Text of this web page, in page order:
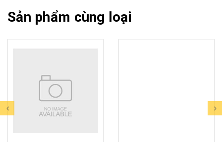
Sản phẩm cùng loại